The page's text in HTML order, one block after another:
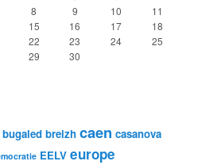
8 9 10
11
15 16 17
18
22 23 24
25
29 30
bugaled breizh caen casanova
EELV europe